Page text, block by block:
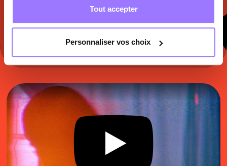
Tout accepter
Personnaliser vos choix
Instagram